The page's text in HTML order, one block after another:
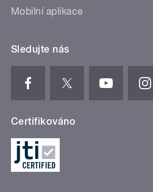
Mobilní aplikace
Sledujte nás
Certifikováno